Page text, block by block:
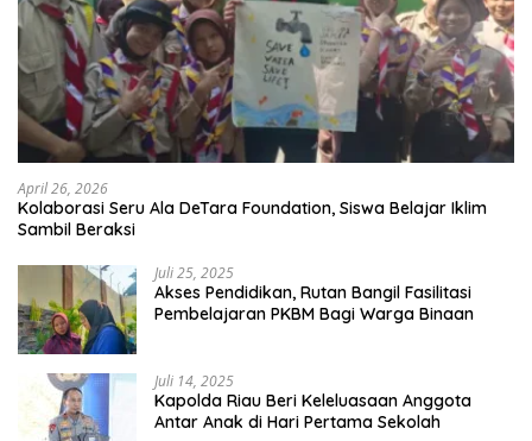
April 26, 2026
Kolaborasi Seru Ala DeTara Foundation, Siswa Belajar Iklim
Sambil Beraksi
Juli 25, 2025
Akses Pendidikan, Rutan Bangil Fasilitasi
Pembelajaran PKBM Bagi Warga Binaan
Juli 14, 2025
Kapolda Riau Beri Keleluasaan Anggota
Antar Anak di Hari Pertama Sekolah